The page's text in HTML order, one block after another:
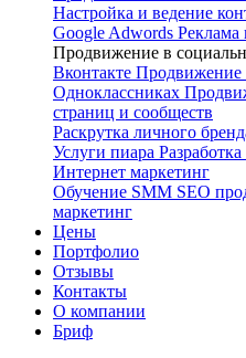
Настройка и ведение
Google Adwords Реклама
Продвижение в
Вконтакте Продвижение
Одноклассниках
страниц и сообществ
Раскрутка личного
Услуги пиара
Интернет маркетинг
Обучение SMM SEO
маркетинг
Цены
Портфолио
Отзывы
Контакты
О компании
Бриф